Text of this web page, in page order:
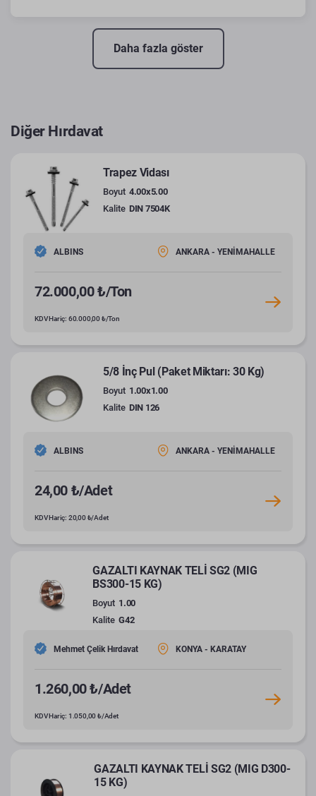
Daha fazla göster
Diğer Hırdavat
Trapez Vidası
Boyut 4.00x5.00
Kalite DIN 7504K
ALBINS ANKARA - YENİMAHALLE
72.000,00 ₺/Ton
KDV Hariç: 60.000,00 ₺/Ton
5/8 İnç Pul (Paket Miktarı: 30 Kg)
Boyut 1.00x1.00
Kalite DIN 126
ALBINS ANKARA - YENİMAHALLE
24,00 ₺/Adet
KDV Hariç: 20,00 ₺/Adet
GAZALTI KAYNAK TELİ SG2 (MIG
BS300-15 KG)
Boyut 1.00
Kalite G42
Mehmet Çelik Hırdavat KONYA - KARATAY
1.260,00 ₺/Adet
KDV Hariç: 1.050,00 ₺/Adet
GAZALTI KAYNAK TELİ SG2 (MIG D300-
15 KG)